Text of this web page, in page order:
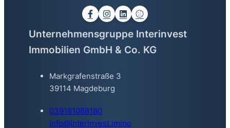
Unternehmensgruppe Interinvest
Immobilien GmbH & Co. KG
Markgrafenstraße 3
39114 Magdeburg
039181088180
info@interinvest.immo